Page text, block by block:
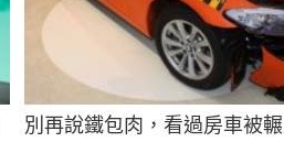
別再說鐵包肉，看過房車被